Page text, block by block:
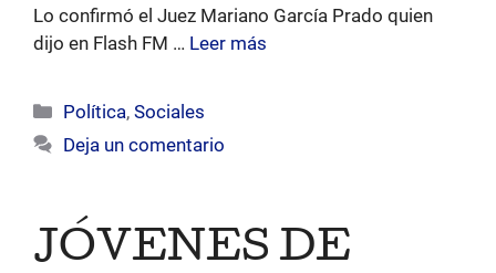
Lo confirmó el Juez Mariano García Prado quien
dijo en Flash FM … Leer más
Categorías
Política,Sociales
Deja un comentario
JÓVENES DE